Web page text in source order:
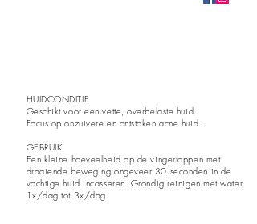
HUIDCONDITIE
Geschikt voor een vette, overbelaste huid.
Focus op onzuivere en ontstoken acne huid.
GEBRUIK
Een kleine hoeveelheid op de vingertoppen met
draaiende beweging ongeveer 30 seconden in de
vochtige huid incasseren. Grondig reinigen met water.
1x/dag tot 3x/dag